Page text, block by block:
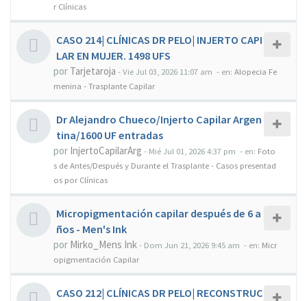
r Clínicas
CASO 214| CLÍNICAS DR PELO| INJERTO CAPI
LAR EN MUJER. 1498 UFS
por Tarjetaroja -Vie Jul 03, 2026 11:07 am - en: Alopecia Fe
menina - Trasplante Capilar
Dr Alejandro Chueco/Injerto Capilar Argen
tina/1600 UF entradas
por InjertoCapilarArg - Mié Jul 01, 2026 4:37 pm - en: Foto
s de Antes/Después y Durante el Trasplante - Casos presentad
os por Clínicas
Micropigmentación capilar después de 6 a
ños - Men's Ink
por Mirko_Mens Ink- Dom Jun 21, 2026 9:45 am - en: Micr
opigmentación Capilar
CASO 212| CLÍNICAS DR PELO| RECONSTRUC